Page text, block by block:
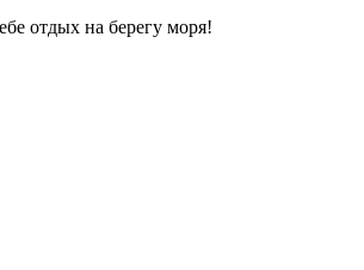
отдых на берегу моря!